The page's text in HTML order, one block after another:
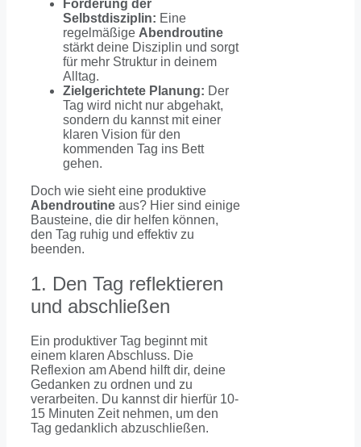
Förderung der
Selbstdisziplin: Eine
regelmäßige Abendroutine
stärkt deine Disziplin und sorgt
für mehr Struktur in deinem
Alltag.
Zielgerichtete Planung: Der
Tag wird nicht nur abgehakt,
sondern du kannst mit einer
klaren Vision für den
kommenden Tag ins Bett
gehen.
Doch wie sieht eine produktive
Abendroutine aus? Hier sind einige
Bausteine, die dir helfen können,
den Tag ruhig und effektiv zu
beenden.
1. Den Tag reflektieren
und abschließen
Ein produktiver Tag beginnt mit
einem klaren Abschluss. Die
Reflexion am Abend hilft dir, deine
Gedanken zu ordnen und zu
verarbeiten. Du kannst dir hierfür 10-
15 Minuten Zeit nehmen, um den
Tag gedanklich abzuschließen.